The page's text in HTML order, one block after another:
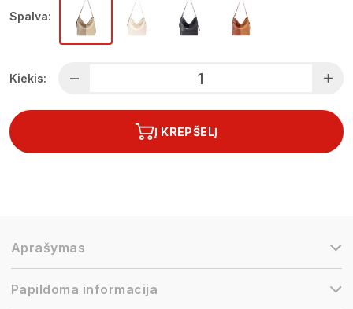
Spalva:
Kiekis:
Į KREPŠELĮ
Aprašymas
Papildoma informacija